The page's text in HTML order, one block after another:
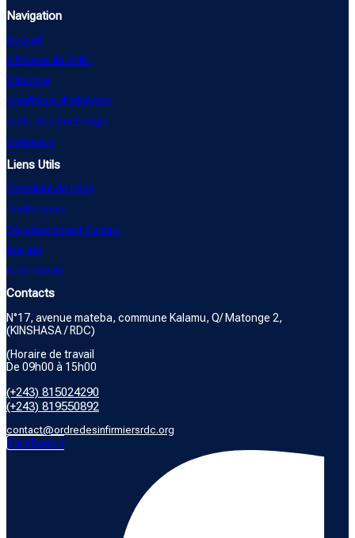
Navigation
Accueil
A Propos de ONIC
S'inscrire
Conditions d'adhésion
Code de Déontologie
Cotisation
Liens Utils
Formation de base
Conférences
Développement Continu
Ateliers
Événements
Contacts
N°17, avenue mateba, commune Kalamu, Q/ Matonge 2,
(KINSHASA / RDC)
(Horaire de travail
De 09h00 à 15h00
(+243) 815024290
(+243) 819550892
contact@ordredesinfirmiersrdc.org
Facebook-f